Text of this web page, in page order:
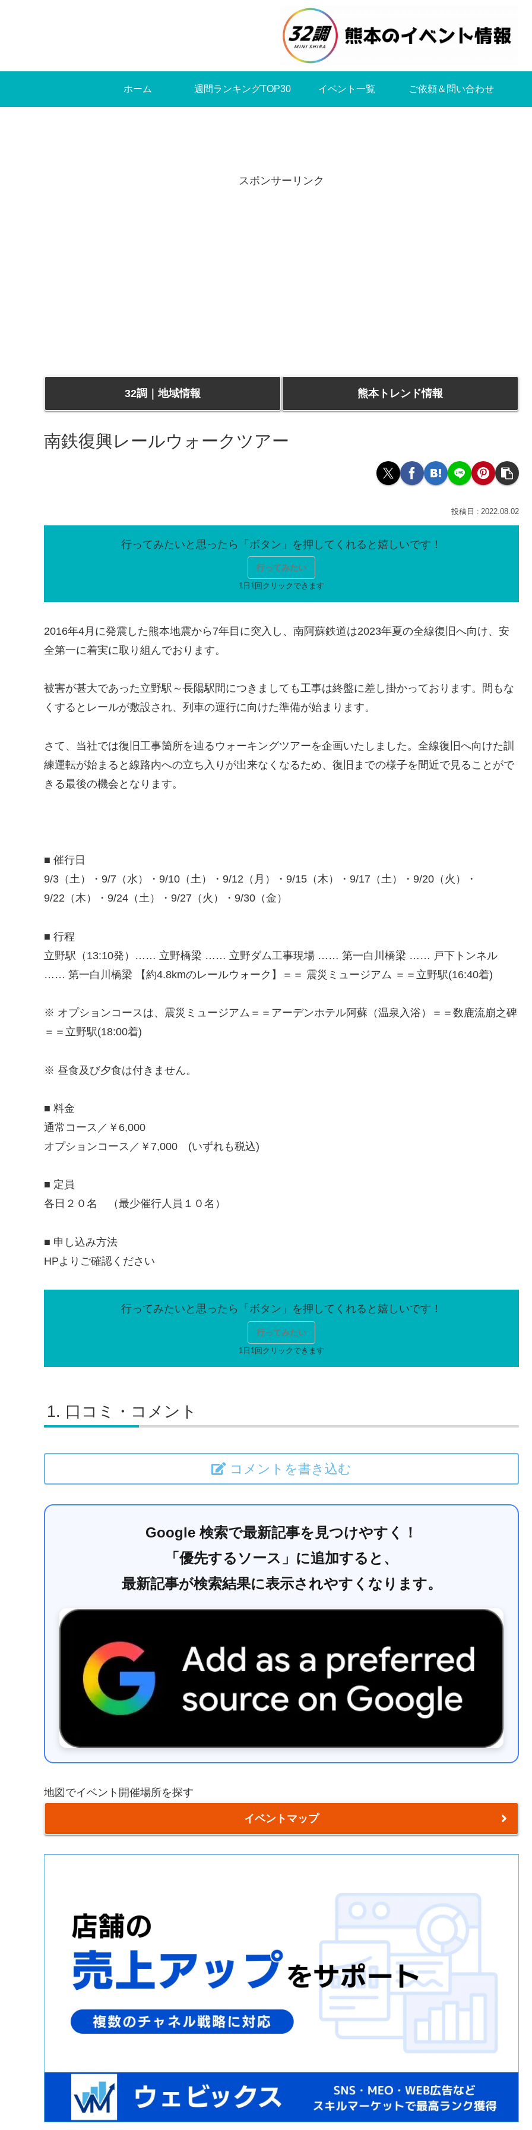
ホーム 週間ランキングTOP30 イベント一覧 ご依頼＆問い合わせ
スポンサーリンク
32調｜地域情報 熊本トレンド情報
南鉄復興レールウォークツアー
2022.08.02
行ってみたい
2016年4月に発震した熊本地震から7年目に突入し、南阿蘇鉄道は2023年夏の全線復旧へ向け、安
全第一に着実に取り組んでおります。
被害が甚大であった立野駅～長陽駅間につきましても工事は終盤に差し掛かっております。間もな
くするとレールが敷設され、列車の運行に向けた準備が始まります。
さて、当社では復旧工事箇所を辿るウォーキングツアーを企画いたしました。全線復旧へ向けた訓
練運転が始まると線路内への立ち入りが出来なくなるため、復旧までの様子を間近で見ることがで
きる最後の機会となります。
■ 催行日
9/3（土）・9/7（水）・9/10（土）・9/12（月）・9/15（木）・9/17（土）・9/20（火）・
9/22（木）・9/24（土）・9/27（火）・9/30（金）
■ 行程
立野駅（13:10発）…… 立野橋梁 …… 立野ダム工事現場 …… 第一白川橋梁 …… 戸下トンネル
…… 第一白川橋梁 【約4.8kmのレールウォーク】＝＝ 震災ミュージアム ＝＝立野駅(16:40着)
※ オプションコースは、震災ミュージアム＝＝アーデンホテル阿蘇（温泉入浴）＝＝数鹿流崩之碑
＝＝立野駅(18:00着)
※ 昼食及び夕食は付きません。
■ 料金
通常コース／￥6,000
オプションコース／￥7,000 (いずれも税込)
■ 定員
各日２０名 （最少催行人員１０名）
■ 申し込み方法
HPよりご確認ください
行ってみたい
口コミ・コメント
コメントを書き込む
Google 検索で最新記事を見つけやすく！
「優先するソース」に追加すると、
最新記事が検索結果に表示されやすくなります。
地図でイベント開催場所を探す
イベントマップ